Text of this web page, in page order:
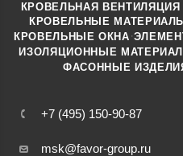
+7 (495) 150-90-87
msk@favor-group.ru
КРОВЕЛЬНАЯ
КРОВЕЛЬНЫЕ МАТЕРИАЛЫ
КРОВЕЛЬНЫЕ ОКНА ·
ИЗОЛЯЦИОННЫЕ
ФАСОННЫЕ